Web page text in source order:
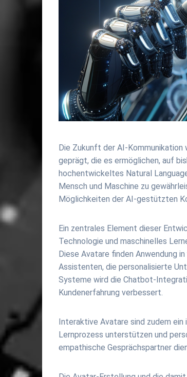
Die Zukunft der AI-
geprägt, die es ermöglichen, auf
hochentwickeltes Natural
Mensch und Maschine zu
Möglichkeiten der AI-gestützten
Ein zentrales Element dieser
Technologie und maschinelles
Diese Avatare finden Anwendung
Assistenten, die personalisierte
Systeme wird die Chatbot-
Kundenerfahrung verbessert.
Interaktive Avatare sind zudem
Lernprozess unterstützen und
empathische Gesprächspartner